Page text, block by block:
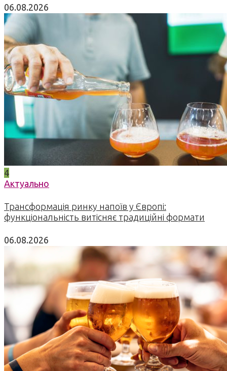
06.08.2026
4
Актуально
Трансформація ринку напоїв у Європі:
функціональність витісняє традиційні формати
06.08.2026